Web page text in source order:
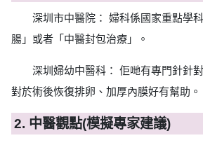
深圳市中醫院： 婦科係國家重點學
腸」或者「中醫封包治療」。
深圳婦幼中醫科： 佢哋有專門針針
對於術後恢復排卵、加厚內膜好有幫助。
2. 中醫觀點(模擬專家建議)